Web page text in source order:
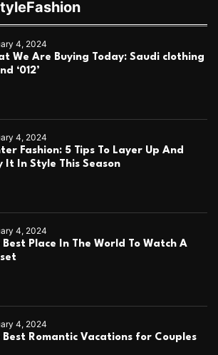
Fashion
4, 2024
We Are Buying Today: Saudi clothing
‘012’
4, 2024
Fashion: 5 Tips To Layer Up And
It In Style This Season
4, 2024
Best Place In The World To Watch A
4, 2024
Best Romantic Vacations for Couples